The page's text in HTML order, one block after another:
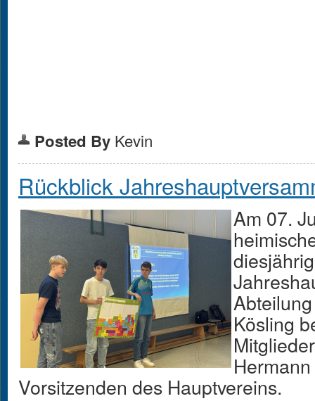
Posted By Kevin
Rückblick
Am 07.
Kösling
Vorsitzenden des Hauptvereins.